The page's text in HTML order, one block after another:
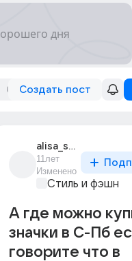
Создать пост
alisa_strizh_4
11лет
Изменено
Стиль и фэшн
А где можно
значки в С-Пб
говорите что в